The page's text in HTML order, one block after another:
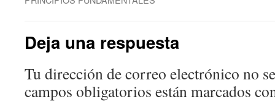
Deja una respuesta
Tu dirección de correo electrónico no
campos obligatorios están marcados